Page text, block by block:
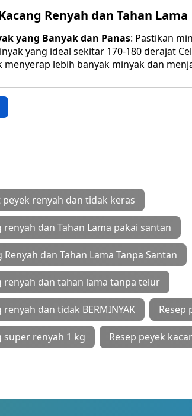
Renyah dan Tahan Lama
yang Banyak dan Panas: Pastikan
yang ideal sekitar 170-180 derajat
lebih banyak minyak dan
renyah dan tidak keras
renyah dan Tahan Lama pakai santan
Renyah dan Tahan Lama Tanpa Santan
renyah dan tahan lama tanpa telur
dan tidak BERMINYAK Resep
super renyah 1 kg Resep peyek